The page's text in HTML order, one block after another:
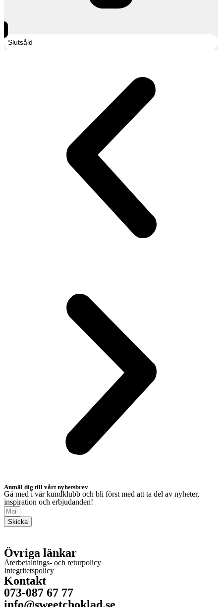
Slutsåld
Anmäl dig till vårt nyhetsbrev
Gå med i vår kundklubb och bli först med att ta del av nyheter,
inspiration och erbjudanden!
Skicka
Övriga länkar
Återbetalnings- och returpolicy
Integritetspolicy
Kontakt
073-087 67 77